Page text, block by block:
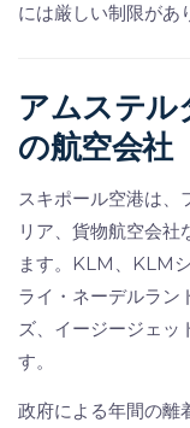
には厳しい制限があ
アムステル
の航空会社
スキポール空港は、
リア、貨物航空会社
ます。KLM、KLM
ライ・ネーデルラン
ズ、イージージェッ
す。
政府による年間の離